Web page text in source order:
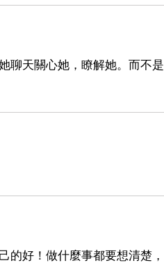
聊天關心她，瞭解她。而不
的好！做什麼事都要想清楚